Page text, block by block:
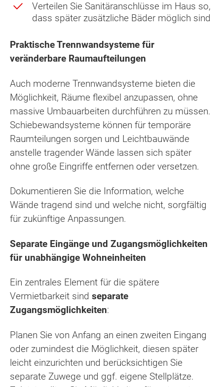
Verteilen Sie Sanitäranschlüsse im Haus so,
dass später zusätzliche Bäder möglich sind
Praktische Trennwandsysteme für
veränderbare Raumaufteilungen
Auch moderne Trennwandsysteme bieten die
Möglichkeit, Räume flexibel anzupassen, ohne
massive Umbauarbeiten durchführen zu müssen.
Schiebewandsysteme können für temporäre
Raumteilungen sorgen und Leichtbauwände
anstelle tragender Wände lassen sich später
ohne große Eingriffe entfernen oder versetzen.
Dokumentieren Sie die Information, welche
Wände tragend sind und welche nicht, sorgfältig
für zukünftige Anpassungen.
Separate Eingänge und Zugangsmöglichkeiten
für unabhängige Wohneinheiten
Ein zentrales Element für die spätere
Vermietbarkeit sind separate
Zugangsmöglichkeiten:
Planen Sie von Anfang an einen zweiten Eingang
oder zumindest die Möglichkeit, diesen später
leicht einzurichten und berücksichtigen Sie
separate Zuwege und ggf. eigene Stellplätze.